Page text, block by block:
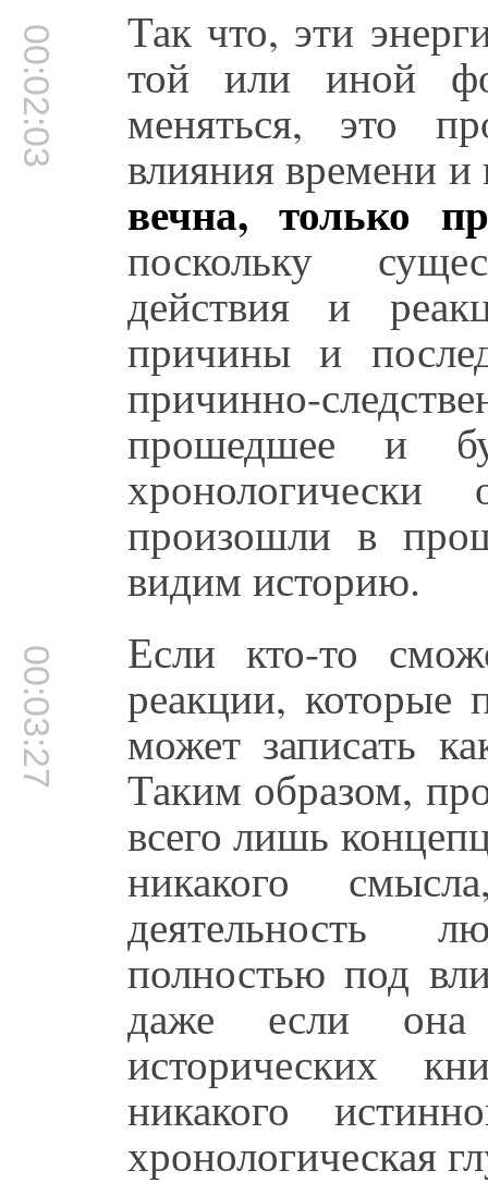
00:02:03 Так что, эти
той или иной
меняться, это
влияния времени
вечна, только
поскольку
действия и
причины и
причинно-
прошедшее и
произошли в
видим историю.
00:03:27 Если кто-то
реакции, которые
может записать
Таким образом,
всего лишь
никакого
деятельность
полностью под
даже если она
исторических
никакого
хронологическая